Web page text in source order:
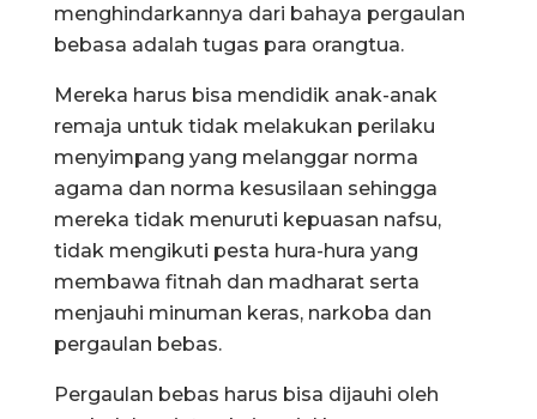
menghindarkannya dari bahaya pergaulan
bebasa adalah tugas para orangtua.
Mereka harus bisa mendidik anak-anak
remaja untuk tidak melakukan perilaku
menyimpang yang melanggar norma
agama dan norma kesusilaan sehingga
mereka tidak menuruti kepuasan nafsu,
tidak mengikuti pesta hura-hura yang
membawa fitnah dan madharat serta
menjauhi minuman keras, narkoba dan
pergaulan bebas.
Pergaulan bebas harus bisa dijauhi oleh